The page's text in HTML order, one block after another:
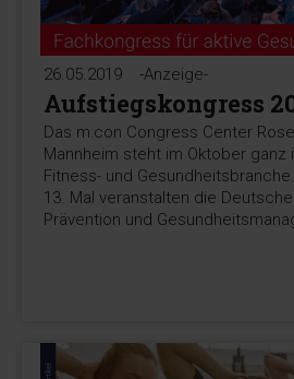
26.05.2019 -Anzeige-
Aufstiegskongress
Das m:con Congress Center
Mannheim steht im Oktober ganz
Fitness- und
13. Mal veranstalten die
Prävention und